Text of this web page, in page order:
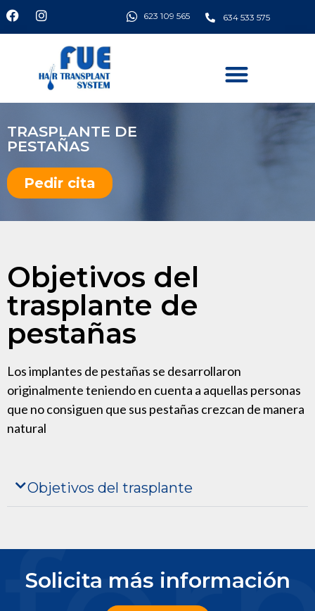
623 109 565 634 533 575
TRASPLANTE DE
PESTAÑAS
Pedir cita
Objetivos del
trasplante de
pestañas
Los implantes de pestañas se desarrollaron
originalmente teniendo en cuenta a aquellas personas
que no consiguen que sus pestañas crezcan de manera
natural
Objetivos del trasplante
Solicita más información